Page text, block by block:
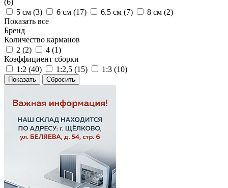
(6)
5 см (3) 6 см (17) 6.5 см (7) 8 см (2)
Показать все
Бренд
Количество карманов
2 (2) 4 (1)
Коэффициент сборки
1:2 (40) 1:2,5 (15) 1:3 (10)
Сбросить